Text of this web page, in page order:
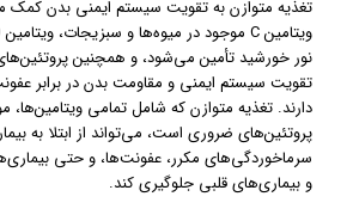
تغذیه متوازن به تقویت سیستم ایمنی بدن کمک
نور خورشید تأمین می‌شود، و همچنین
تقویت سیستم ایمنی و مقاومت بدن در برابر
دارند. تغذیه متوازن که شامل تمامی ویتامین‌ها،
پروتئین‌های ضروری است، می‌تواند از ابتلا به
سرماخوردگی‌های مکرر، عفونت‌ها، و حتی
و بیماری‌های قلبی جلوگیری کند.